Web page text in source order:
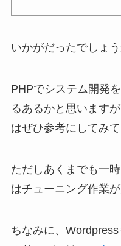
いかがだったでしょう
PHPでシステム開発
るあるかと思います
はぜひ参考にしてみて
ただしあくまでも一
はチューニング作業
ちなみに、